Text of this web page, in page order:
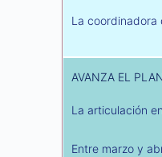
La coordinadora
AVANZA EL
La articulación
Entre marzo y